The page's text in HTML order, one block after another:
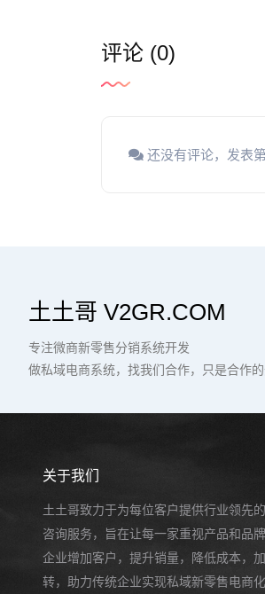
评论 (0)
还没有评论，发表
土土哥 V2GR.COM
专注微商新零售分销系统开发
做私域电商系统，找我们合作，只是合作的
关于我们
土土哥致力于为每位客户提供行业领先
咨询服务，旨在让每一家重视产品和品
企业增加客户，提升销量，降低成本，
转，助力传统企业实现私域新零售电商